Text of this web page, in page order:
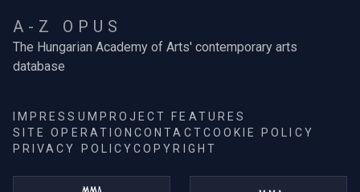
A-Z OPUS
The Hungarian Academy of Arts' contemporary arts
database
IMPRESSUM PROJECT FEATURES
SITE OPERATIONCONTACTCOOKIE POLICY
PRIVACY POLICYCOPYRIGHT